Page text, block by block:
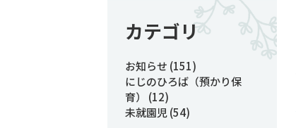
カテゴリ
お知らせ (151)
にじのひろば（預かり保
育）
(12)
未就園児(54)